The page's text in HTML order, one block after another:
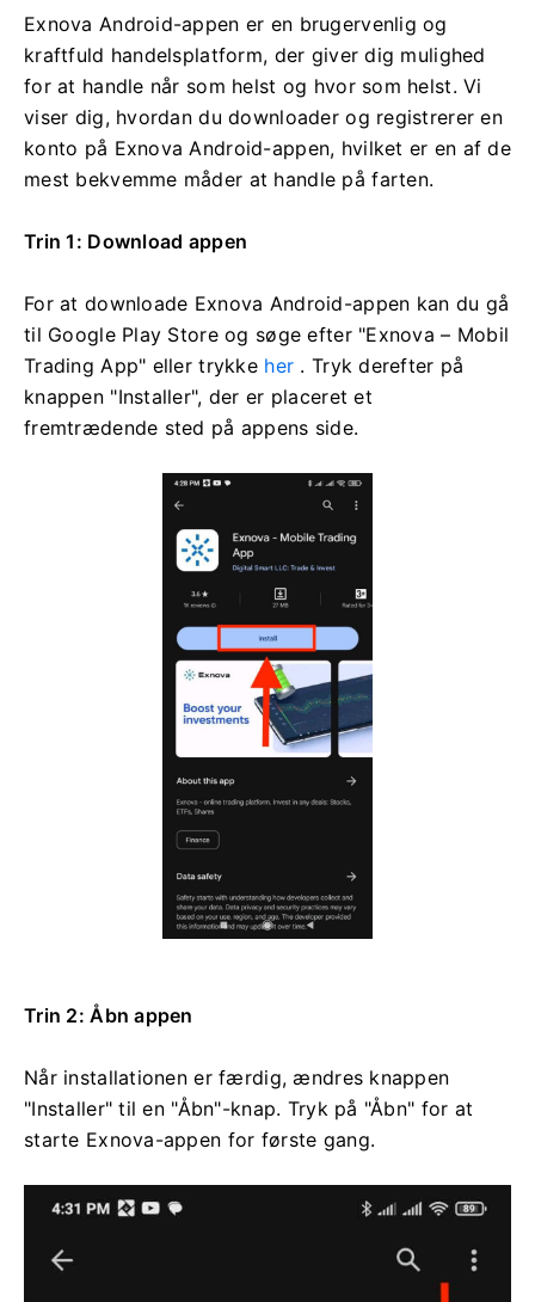
Exnova Android-appen er en brugervenlig og
kraftfuld handelsplatform, der giver dig mulighed
for at handle når som helst og hvor som helst. Vi
viser dig, hvordan du downloader og registrerer en
konto på Exnova Android-appen, hvilket er en af ​​de
mest bekvemme måder at handle på farten.
Trin 1: Download appen
For at downloade Exnova Android-appen kan du gå
til Google Play Store og søge efter "Exnova – Mobil
Trading App" eller trykke her . Tryk derefter på
knappen "Installer", der er placeret et
fremtrædende sted på appens side.
Trin 2: Åbn appen
Når installationen er færdig, ændres knappen
"Installer" til en "Åbn"-knap. Tryk på "Åbn" for at
starte Exnova-appen for første gang.